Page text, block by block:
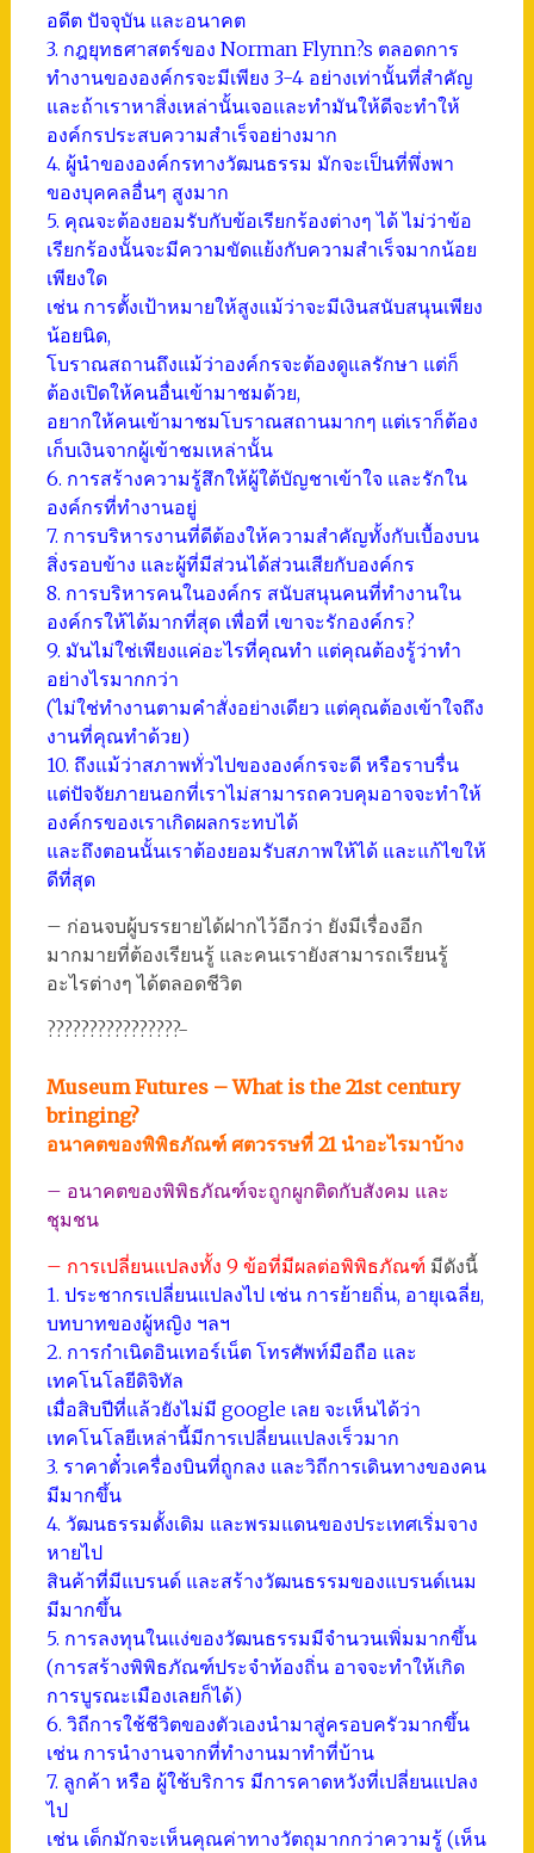
อดีต ปัจจุบัน และอนาคต
3. กฎยุทธศาสตร์ของ Norman Flynn?s ตลอดการ
ทำงานขององค์กรจะมีเพียง 3-4 อย่างเท่านั้นที่สำคัญ
และถ้าเราหาสิ่งเหล่านั้นเจอและทำมันให้ดีจะทำให้
องค์กรประสบความสำเร็จอย่างมาก
4. ผู้นำขององค์กรทางวัฒนธรรม มักจะเป็นที่พึ่งพา
ของบุคคลอื่นๆ สูงมาก
5. คุณจะต้องยอมรับกับข้อเรียกร้องต่างๆ ได้ ไม่ว่าข้อ
เรียกร้องนั้นจะมีความขัดแย้งกับความสำเร็จมากน้อย
เพียงใด
เช่น การตั้งเป้าหมายให้สูงแม้ว่าจะมีเงินสนับสนุนเพียง
น้อยนิด,
โบราณสถานถึงแม้ว่าองค์กรจะต้องดูแลรักษา แต่ก็
ต้องเปิดให้คนอื่นเข้ามาชมด้วย,
อยากให้คนเข้ามาชมโบราณสถานมากๆ แต่เราก็ต้อง
เก็บเงินจากผู้เข้าชมเหล่านั้น
6. การสร้างความรู้สึกให้ผู้ใต้บัญชาเข้าใจ และรักใน
องค์กรที่ทำงานอยู่
7. การบริหารงานที่ดีต้องให้ความสำคัญทั้งกับเบื้องบน
สิ่งรอบข้าง และผู้ที่มีส่วนได้ส่วนเสียกับองค์กร
8. การบริหารคนในองค์กร สนับสนุนคนที่ทำงานใน
องค์กรให้ได้มากที่สุด เพื่อที่ เขาจะรักองค์กร?
9. มันไม่ใช่เพียงแค่อะไรที่คุณทำ แต่คุณต้องรู้ว่าทำ
อย่างไรมากกว่า
(ไม่ใช่ทำงานตามคำสั่งอย่างเดียว แต่คุณต้องเข้าใจถึง
งานที่คุณทำด้วย)
10. ถึงแม้ว่าสภาพทั่วไปขององค์กรจะดี หรือราบรื่น
แต่ปัจจัยภายนอกที่เราไม่สามารถควบคุมอาจจะทำให้
องค์กรของเราเกิดผลกระทบได้
และถึงตอนนั้นเราต้องยอมรับสภาพให้ได้ และแก้ไขให้
ดีที่สุด
– ก่อนจบผู้บรรยายได้ฝากไว้อีกว่า ยังมีเรื่องอีก
มากมายที่ต้องเรียนรู้ และคนเรายังสามารถเรียนรู้
อะไรต่างๆ ได้ตลอดชีวิต
????????????????-
Museum Futures – What is the 21st century
bringing?
อนาคตของพิพิธภัณฑ์ ศตวรรษที่ 21 นำอะไรมาบ้าง
– อนาคตของพิพิธภัณฑ์จะถูกผูกติดกับสังคม และ
ชุมชน
– การเปลี่ยนแปลงทั้ง 9 ข้อที่มีผลต่อพิพิธภัณฑ์ มีดังนี้
1. ประชากรเปลี่ยนแปลงไป เช่น การย้ายถิ่น, อายุเฉลี่ย,
บทบาทของผู้หญิง ฯลฯ
2. การกำเนิดอินเทอร์เน็ต โทรศัพท์มือถือ และ
เทคโนโลยีดิจิทัล
เมื่อสิบปีที่แล้วยังไม่มี google เลย จะเห็นได้ว่า
เทคโนโลยีเหล่านี้มีการเปลี่ยนแปลงเร็วมาก
3. ราคาตั๋วเครื่องบินที่ถูกลง และวิถีการเดินทางของคน
มีมากขึ้น
4. วัฒนธรรมดั้งเดิม และพรมแดนของประเทศเริ่มจาง
หายไป
สินค้าที่มีแบรนด์ และสร้างวัฒนธรรมของแบรนด์เนม
มีมากขึ้น
5. การลงทุนในแง่ของวัฒนธรรมมีจำนวนเพิ่มมากขึ้น
(การสร้างพิพิธภัณฑ์ประจำท้องถิ่น อาจจะทำให้เกิด
การบูรณะเมืองเลยก็ได้)
6. วิถีการใช้ชีวิตของตัวเองนำมาสู่ครอบครัวมากขึ้น
เช่น การนำงานจากที่ทำงานมาทำที่บ้าน
7. ลูกค้า หรือ ผู้ใช้บริการ มีการคาดหวังที่เปลี่ยนแปลง
ไป
เช่น เด็กมักจะเห็นคุณค่าทางวัตถุมากกว่าความรู้ (เห็น